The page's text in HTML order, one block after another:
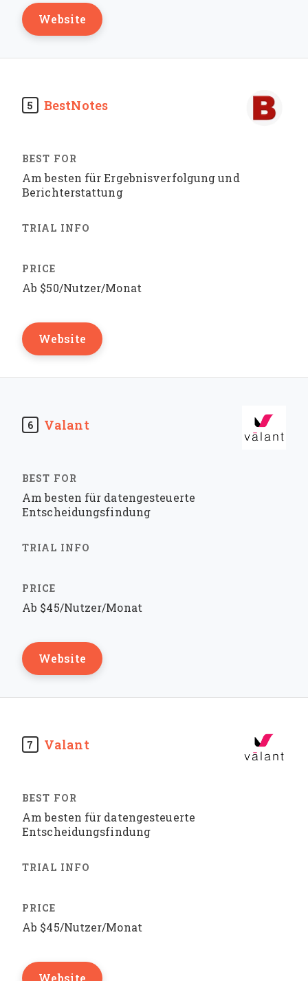
Website
5 BestNotes
Am besten für Ergebnisverfolgung und
Berichterstattung
Ab $50/Nutzer/Monat
Website
6 Valant
Am besten für datengesteuerte
Entscheidungsfindung
Ab $45/Nutzer/Monat
Website
7 Valant
Am besten für datengesteuerte
Entscheidungsfindung
Ab $45/Nutzer/Monat
Website